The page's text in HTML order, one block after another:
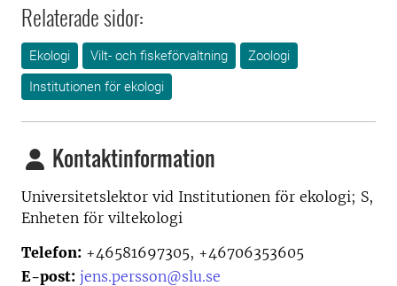
Relaterade sidor:
Ekologi Vilt- och fiskeförvaltning
Zoologi
Institutionen för ekologi
Kontaktinformation
Universitetslektor vid Institutionen för ekologi; S,
Enheten för viltekologi
Telefon: +46581697305, +46706353605
E-post: jens.persson@slu.se